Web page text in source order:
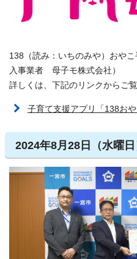
138（読み：いちのみや）おや
入事業者 母子モ株式会社）
詳しくは、下記のリンクからご覧
子育て支援アプリ「138お
2024年8月28日（水曜